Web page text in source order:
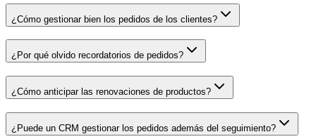
¿Cómo gestionar bien los pedidos de los clientes?
¿Por qué olvido recordatorios de pedidos?
¿Cómo anticipar las renovaciones de productos?
¿Puede un CRM gestionar los pedidos además del seguimiento?